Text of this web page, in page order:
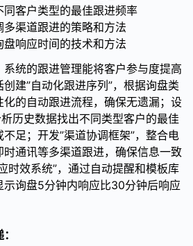
客户类型的最佳跟进频率
渠道跟进的策略和方法
响应时间的技术和方法
统的跟进管理能将客户参与度提高
建”自动化跟进序列”，根据询盘类
的自动跟进流程，确保无遗漏；设
历史数据找出不同类型客户的最佳
足；开发”渠道协调框架”，整合电
通讯等多渠道跟进，确保信息一致
时效系统”，通过自动提醒和模板库
询盘5分钟内响应比30分钟后响应